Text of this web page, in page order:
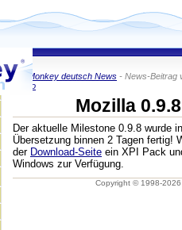
SeaMonkey deutsch News - News-Beitrag
KaiRo
Mozilla
Der aktuelle Milestone 0.9.8 wurde
Übersetzung binnen 2 Tagen fertig!
der Download-Seite ein XPI Pack
Windows zur Verfügung.
Copyright © 1998-